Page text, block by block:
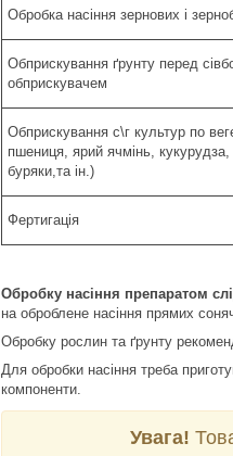
Обробка насіння зернових і
Обприскування ґрунту перед
обприскувачем
Обприскування с\г культур по
пшениця, ярий ячмінь, кукурудза,
буряки,та ін.)
Фертигація
Обробку насіння препаратом
на оброблене насіння прямих
Обробку рослин та ґрунту
Для обробки насіння треба
компоненти.
Увага!